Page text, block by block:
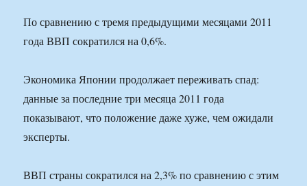
По сравнению с тремя предыдущими месяцами 2011
года ВВП сократился на 0,6%.
Экономика Японии продолжает переживать спад:
данные за последние три месяца 2011 года
показывают, что положение даже хуже, чем ожидали
эксперты.
ВВП страны сократился на 2,3% по сравнению с этим